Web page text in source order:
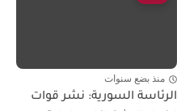
منذ بضع سنوات
الرئاسة السورية: نشر قوات